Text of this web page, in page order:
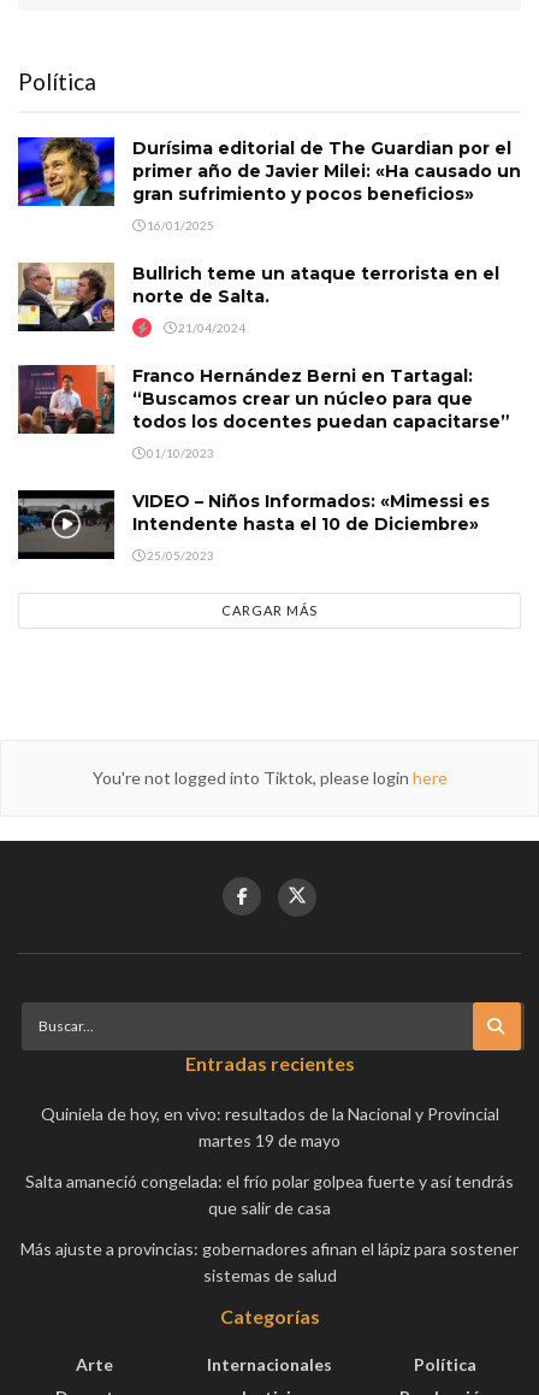
Política
Durísima editorial de The Guardian por el
primer año de Javier Milei: «Ha causado un
gran sufrimiento y pocos beneficios»
16/01/2025
Bullrich teme un ataque terrorista en el
norte de Salta.
21/04/2024
Franco Hernández Berni en Tartagal:
“Buscamos crear un núcleo para que
todos los docentes puedan capacitarse”
01/10/2023
VIDEO – Niños Informados: «Mimessi es
Intendente hasta el 10 de Diciembre»
25/05/2023
CARGAR MÁS
You're not logged into Tiktok, please login here
Entradas recientes
Quiniela de hoy, en vivo: resultados de la Nacional y Provincial
martes 19 de mayo
Salta amaneció congelada: el frío polar golpea fuerte y así tendrás
que salir de casa
Más ajuste a provincias: gobernadores afinan el lápiz para sostener
sistemas de salud
Categorías
Arte
Internacionales
Política